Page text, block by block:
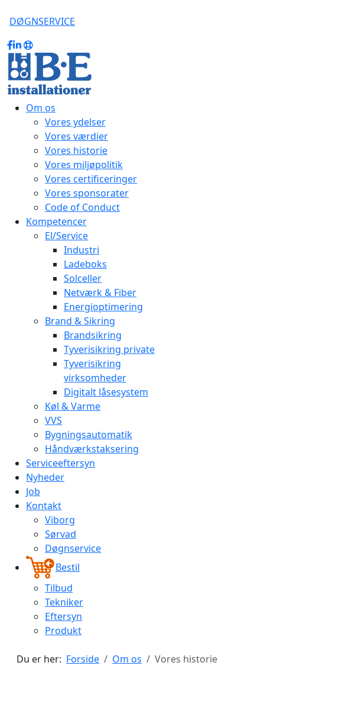
DØGNSERVICE
Om os
Vores ydelser
Vores værdier
Vores historie
Vores miljøpolitik
Vores certificeringer
Vores sponsorater
Code of Conduct
Kompetencer
El/Service
Industri
Ladeboks
Solceller
Netværk & Fiber
Energioptimering
Brand & Sikring
Brandsikring
Tyverisikring private
Tyverisikring
virksomheder
Digitalt låsesystem
Køl & Varme
VVS
Bygningsautomatik
Håndværkstaksering
Serviceeftersyn
Nyheder
Job
Kontakt
Viborg
Sørvad
Døgnservice
Bestil
Tilbud
Tekniker
Eftersyn
Produkt
Du er her: Forside Om os Vores historie